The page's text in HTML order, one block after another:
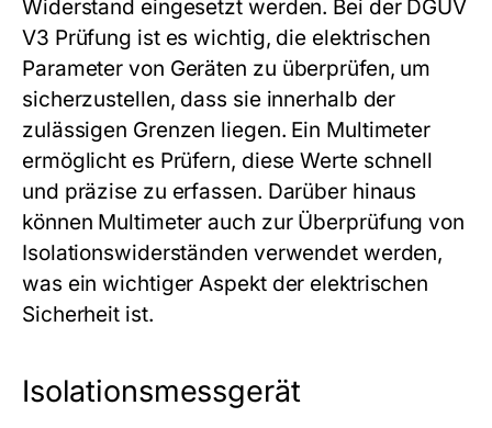
Widerstand eingesetzt werden. Bei der DGUV
V3 Prüfung ist es wichtig, die elektrischen
Parameter von Geräten zu überprüfen, um
sicherzustellen, dass sie innerhalb der
zulässigen Grenzen liegen. Ein Multimeter
ermöglicht es Prüfern, diese Werte schnell
und präzise zu erfassen. Darüber hinaus
können Multimeter auch zur Überprüfung von
Isolationswiderständen verwendet werden,
was ein wichtiger Aspekt der elektrischen
Sicherheit ist.
Isolationsmessgerät